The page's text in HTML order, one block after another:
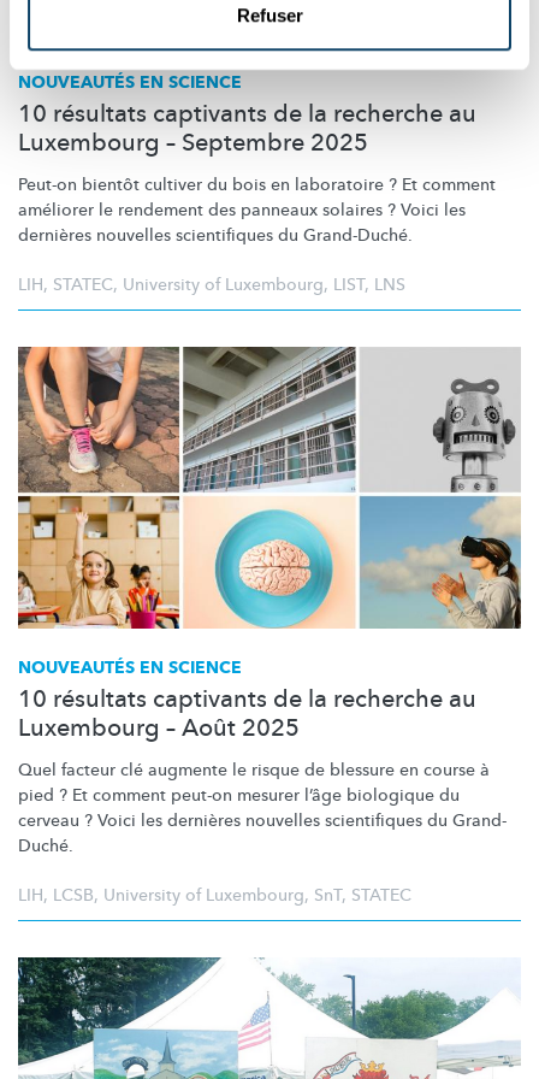
Refuser
NOUVEAUTÉS EN SCIENCE
10 résultats captivants de la recherche au
Luxembourg – Septembre 2025
Peut-on bientôt cultiver du bois en laboratoire ? Et comment
améliorer le rendement des panneaux solaires ? Voici les
dernières nouvelles scientifiques du Grand-Duché.
LIH, STATEC, University of Luxembourg, LIST, LNS
NOUVEAUTÉS EN SCIENCE
10 résultats captivants de la recherche au
Luxembourg – Août 2025
Quel facteur clé augmente le risque de blessure en course à
pied ? Et comment peut-on mesurer l’âge biologique du
cerveau ? Voici les dernières nouvelles scientifiques du Grand-
Duché.
LIH, LCSB, University of Luxembourg, SnT, STATEC